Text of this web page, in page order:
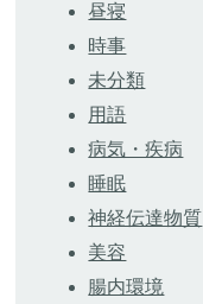
昼寝
時事
未分類
用語
病気・疾病
睡眠
神経伝達物質
美容
腸内環境